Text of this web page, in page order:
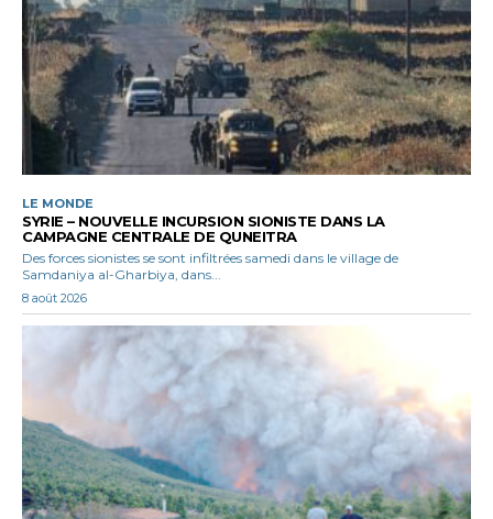
LE MONDE
SYRIE – NOUVELLE INCURSION SIONISTE DANS LA
CAMPAGNE CENTRALE DE QUNEITRA
Des forces sionistes se sont infiltrées samedi dans le village de
Samdaniya al-Gharbiya, dans...
8 août 2026